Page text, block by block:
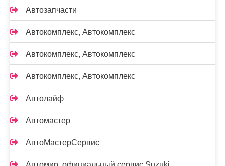
Автозапчасти
Автокомплекс, Автокомплекс
Автокомплекс, Автокомплекс
Автокомплекс, Автокомплекс
Автолайф
Автомастер
АвтоМастерСервис